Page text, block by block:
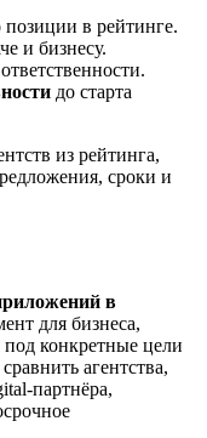
позиции в рейтинге.
и бизнесу.
до старта
из рейтинга,
сроки и
в
для бизнеса,
конкретные цели
агентства,
партнёра,